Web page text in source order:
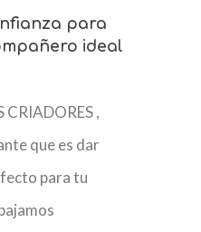
para
ideal
CRIADORES ,
que es dar
para tu